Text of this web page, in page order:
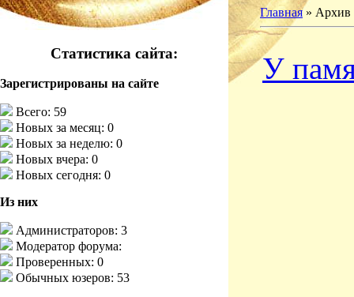
Статистика сайта:
Зарегистрированы на сайте
Всего: 59
Новых за месяц: 0
Новых за неделю: 0
Новых вчера: 0
Новых сегодня: 0
Из них
Администраторов: 3
Модератор форума:
Проверенных: 0
Обычных юзеров: 53
Главная» Архив
У